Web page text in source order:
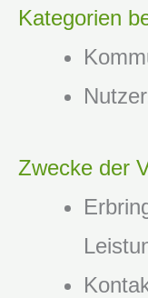
Kategorien
Zwecke der